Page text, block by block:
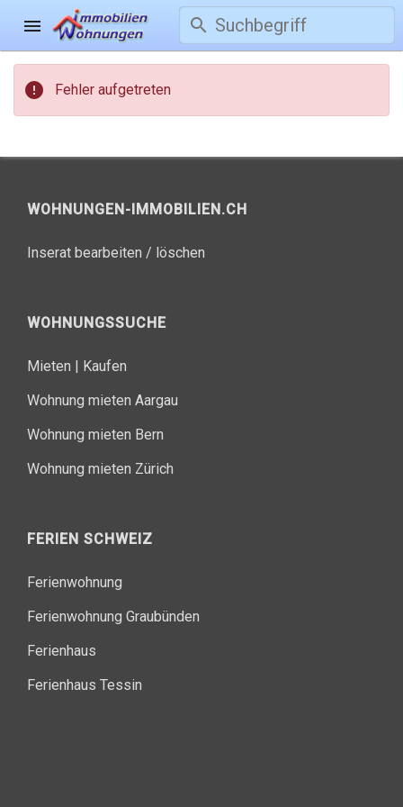
menu search
error Fehler aufgetreten
WOHNUNGEN-IMMOBILIEN.CH
Inserat bearbeiten / löschen
WOHNUNGSSUCHE
Mieten | Kaufen
Wohnung mieten Aargau
Wohnung mieten Bern
Wohnung mieten Zürich
FERIEN SCHWEIZ
Ferienwohnung
Ferienwohnung Graubünden
Ferienhaus
Ferienhaus Tessin